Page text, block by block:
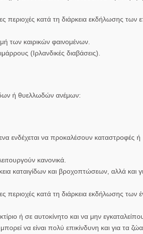
περιοχές κατά τη διάρκεια εκδήλωσης των
των καιρικών φαινομένων.
(Ιρλανδικές διαβάσεις).
ή θυελλωδών ανέμων:
ενδέχεται να προκαλέσουν καταστροφές ή
κανονικά.
καταιγίδων και βροχοπτώσεων, αλλά και
περιοχές κατά τη διάρκεια εκδήλωσης των
ή σε αυτοκίνητο και να μην
να είναι πολύ επικίνδυνη και για τα